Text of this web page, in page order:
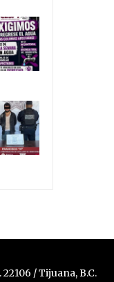
/ Tijuana, B.C.